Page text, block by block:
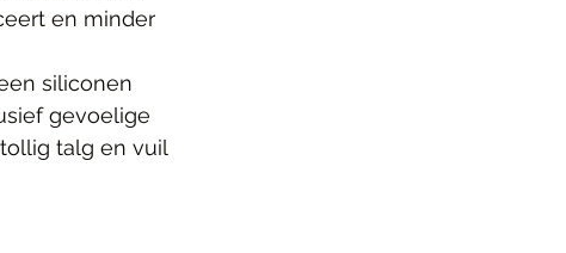
en minder
siliconen
gevoelige
talg en vuil